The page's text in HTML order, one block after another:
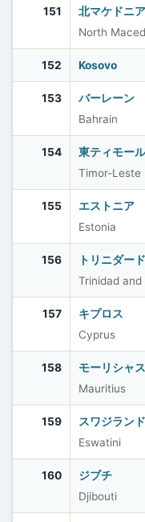
151
北マケドニア
North
152 Kosovo
153
バーレーン
Bahrain
154
東ティモール
Timor-Leste
155
エストニア
Estonia
156
トリニダー
Trinidad and
157
キプロス
Cyprus
158
モーリシャス
Mauritius
159
スワジランド
Eswatini
160
ジブチ
Djibouti